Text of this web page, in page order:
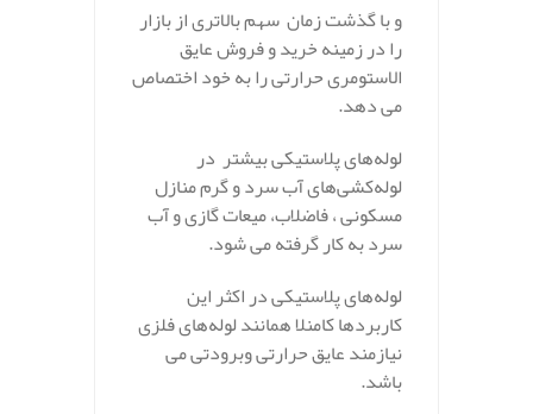
و با گذشت زمان سهم بالاتری از بازار
را در زمینه خرید و فروش عایق
الاستومری حرارتی را به خود اختصاص
می دهد.
لوله‌های پلاستیکی بیشتر در
لوله‌کشی‌های آب سرد و گرم منازل
مسکونی ، فاضلاب، میعات گازی و آب
سرد به کار گرفته می شود.
لوله‌های پلاستیکی در اکثر این
کاربردها کامنلا همانند لوله‌های فلزی
نیازمند عایق حرارتی وبرودتی می
باشد.